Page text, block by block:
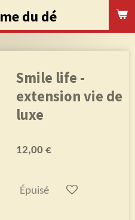
du dé
Smile life -
extension vie de
luxe
12,00 €
Épuisé